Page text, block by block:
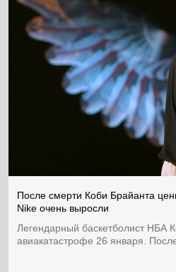
После смерти Коби Брайанта
Nike очень выросли
Легендарный баскетболист НБА
авиакатастрофе 26 января. После